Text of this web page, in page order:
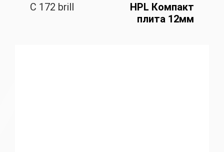
C 172 brill
HPL Компакт
плита 12мм